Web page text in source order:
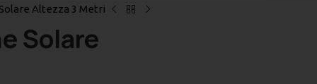
Altezza 3 Metri
Solare